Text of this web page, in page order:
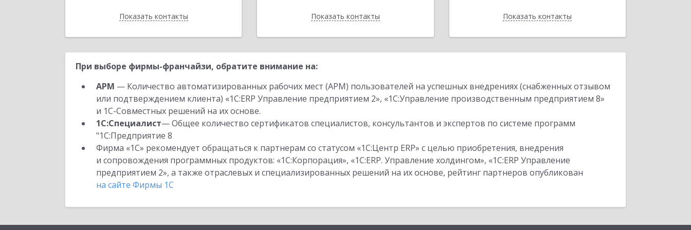
Показать контакты
Назад Показать контакты
Назад Показать контакты
Назад
При выборе фирмы-франчайзи, обратите внимание на:
АРМ — Количество автоматизированных рабочих мест (АРМ) пользователей на успешных внедрениях (снабженных отзывом
или подтверждением клиента) «1С:ERP Управление предприятием 2», «1С:Управление производственным предприятием 8»
и 1С-Совместных решений на их основе.
1С:Специалист— Общее количество сертификатов специалистов, консультантов и экспертов по системе программ
"1С:Предприятие 8
Фирма «1С» рекомендует обращаться к партнерам со статусом «1С:Центр ERP» с целью приобретения, внедрения
и сопровождения программных продуктов: «1С:Корпорация», «1С:ERP. Управление холдингом», «1С:ERP Управление
предприятием 2», а также отраслевых и специализированных решений на их основе, рейтинг партнеров опубликован
на сайте Фирмы 1С